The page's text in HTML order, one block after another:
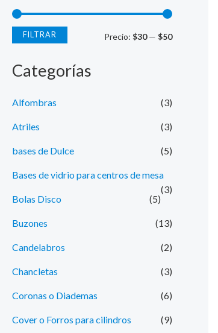
PP
FILTRAR Precio: $30— $50
Categorías
Alfombras (3)
Atriles (3)
bases de Dulce (5)
Bases de vidrio para centros de mesa
(3)
Bolas Disco
(5)
Buzones (13)
Candelabros (2)
Chancletas (3)
Coronas o Diademas (6)
Cover o Forros para cilindros (9)